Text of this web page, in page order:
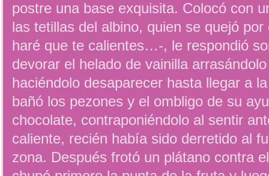
postre una base exquisita. Colocó con
las tetillas del albino, quien se quejó
haré que te calientes…-, le respondió
devorar el helado de vainilla
haciéndolo desaparecer hasta llegar a
bañó los pezones y el ombligo de su
chocolate, contraponiéndolo al sentir
caliente, recién había sido derretido al
zona. Después frotó un plátano contra